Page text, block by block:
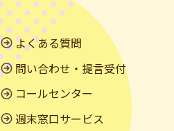
よくある質問
問い合わせ・提言受付
コールセンター
週末窓口サービス